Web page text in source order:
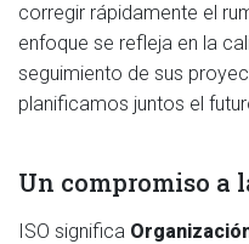
corregir rápidamente el
enfoque se refleja en la
seguimiento de sus
planificamos juntos el
Un compromiso a
ISO significa